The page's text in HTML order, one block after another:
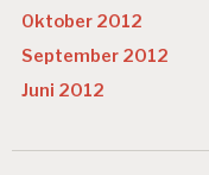
Oktober 2012
September 2012
Juni 2012